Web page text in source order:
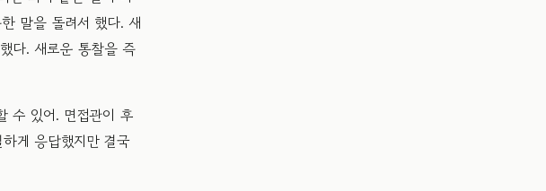
말을 돌려서 했다. 새
다. 새로운 통찰을 즉
수 있어. 면접관이 후
게 응답했지만 결국